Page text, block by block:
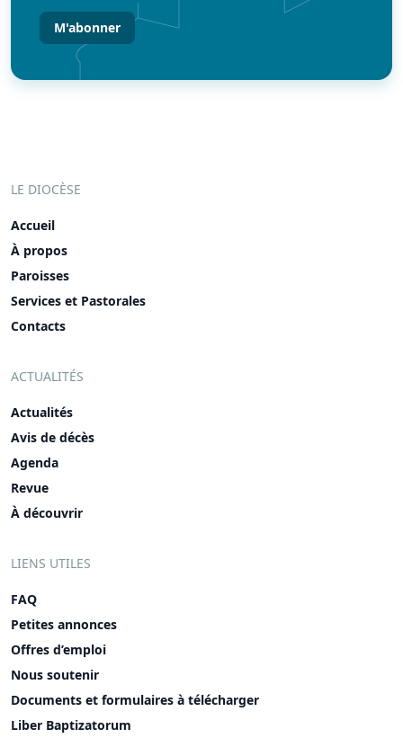
(Nécessaire)
LE DIOCÈSE
Accueil
À propos
Paroisses
Services et Pastorales
Contacts
ACTUALITÉS
Actualités
Avis de décès
Agenda
Revue
À découvrir
LIENS UTILES
FAQ
Petites annonces
Offres d’emploi
Nous soutenir
Documents et formulaires à télécharger
Liber Baptizatorum